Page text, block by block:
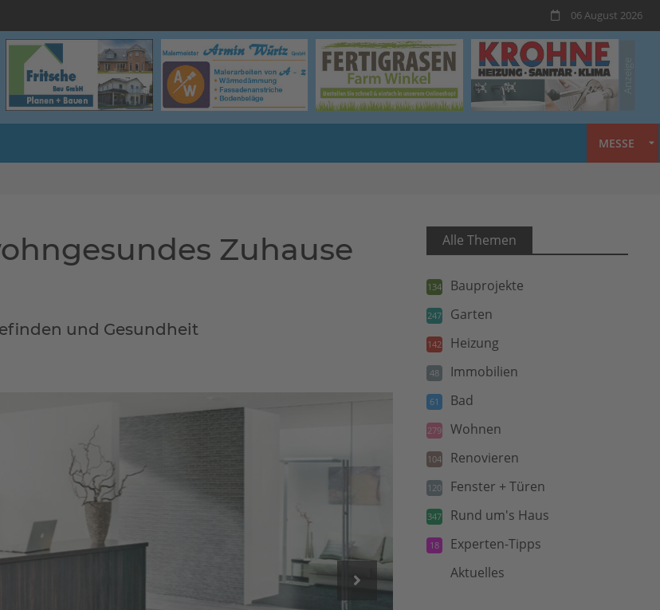
06 August 2026
MESSE
Zuhause
und Gesundheit
Alle Themen
134 Bauprojekte
247 Garten
142 Heizung
48 Immobilien
61 Bad
279 Wohnen
104 Renovieren
120 Fenster + Türen
347 Rund um's Haus
18 Experten-Tipps
Aktuelles